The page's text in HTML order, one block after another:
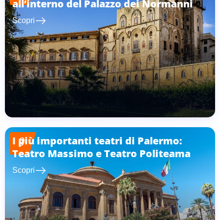
all’interno del Palazzo dei Normanni
Scoprieast
9
I più importanti teatri di Palermo:
Teatro Massimo e Teatro Politeama
Scoprieast